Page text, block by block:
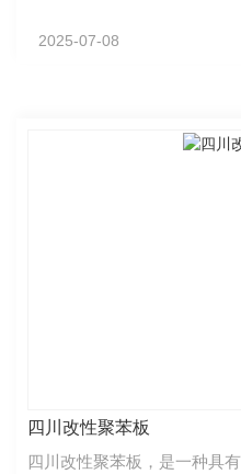
2025-07-08
四川改性聚苯板
四川改性聚苯板，是一种具